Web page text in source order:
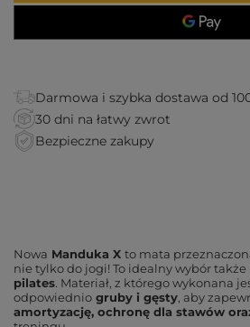
Darmowa i szybka dostawa od
30 dni na łatwy zwrot
Bezpieczne zakupy
Nowa Manduka X to mata
nie tylko do jogi! To idealny wybór także
pilates. Materiał, z którego wykonana
odpowiednio gruby i gęsty, aby
amortyzację, ochronę dla stawów